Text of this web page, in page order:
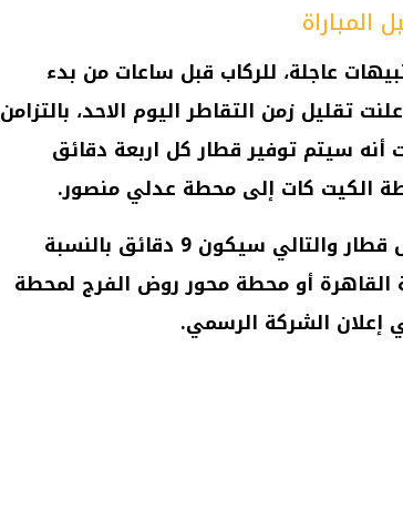
المباراة
عاجلة، للركاب قبل ساعات من بدء
تقليل زمن التقاطر اليوم الاحد، بالتزامن
أنه سيتم توفير قطاركل اربعة دقائق
الكيت كات إلى محطة عدلي منصور.
قطار
والتالي سيكون 9 دقائق بالنسبة
أو محطة محور روض الفرج لمحطة
إعلان الشركة الرسمي.